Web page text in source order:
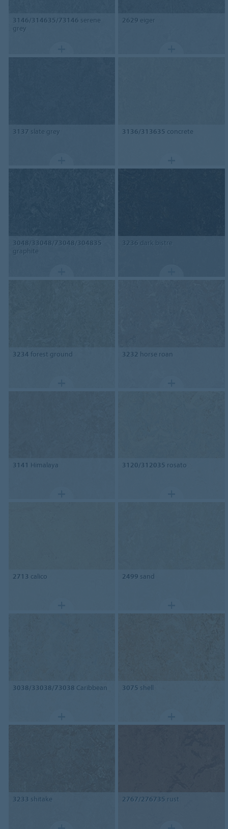
3146/314635/73146 serene
grey
2629 eiger
3137 slate grey 3136/313635 concrete
3048/33048/73048/304835
graphite
3236 dark bistre
3234 forest ground 3232 horse roan
3141 Himalaya 3120/312035 rosato
2713 calico 2499 sand
3038/33038/73038 Caribbean 3075 shell
3233 shitake 2767/276735 rust